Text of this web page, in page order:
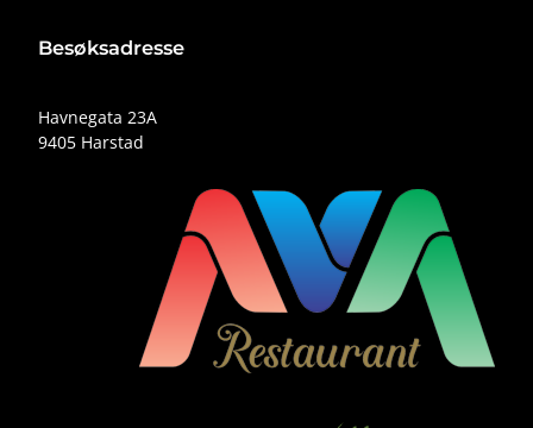
Besøksadresse
Havnegata 23A
9405 Harstad